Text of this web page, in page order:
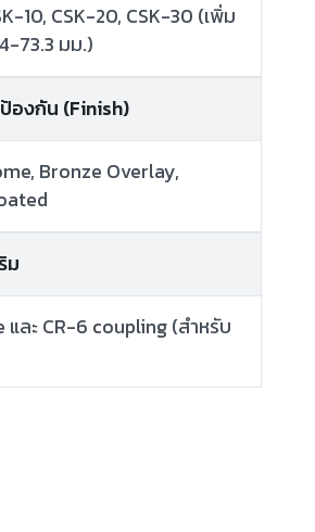
10, CSK-20, CSK-30 (เพิ่ม
73.3 มม.)
องกัน (Finish)
Bronze Overlay,
ม
และ CR-6 coupling (สำหรับ